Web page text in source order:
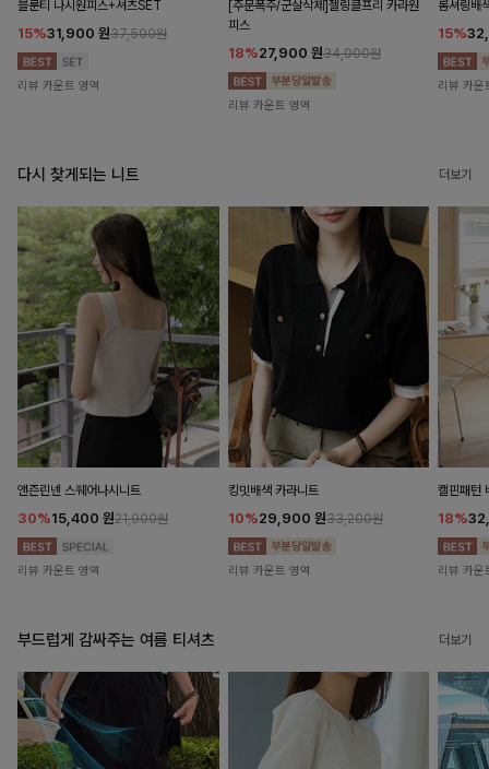
블룬티 나시원피스+셔츠SET
15%31,900 원37,500원
리뷰 카운트 영역
[주문폭주/군살삭제]젤링클프리 카라원
피스
18%27,900 원34,000원
리뷰 카운트 영역
롬셔링배
15%
리뷰 카운
다시 찾게되는 니트 더보기
앤즌린넨 스퀘어나시니트
30%15,400 원21,900원
리뷰 카운트 영역
킹밋배색 카라니트
10%29,900 원33,200원
리뷰 카운트 영역
캘핀패턴
18%
리뷰 카운
부드럽게 감싸주는 여름 티셔츠 더보기